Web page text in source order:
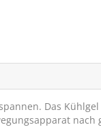
Das
nach